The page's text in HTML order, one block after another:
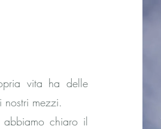
vita ha delle
mezzi.
abbiamo chiaro il